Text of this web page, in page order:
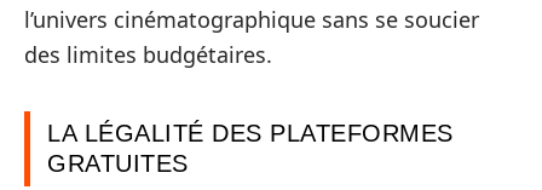
l’univers cinématographique sans se soucier
des limites budgétaires.
LA LÉGALITÉ DES PLATEFORMES
GRATUITES